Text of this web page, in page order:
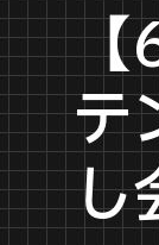
【
テ
し